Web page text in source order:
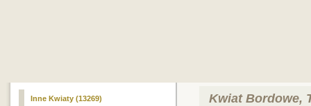
Inne Kwiaty (13269) Kwiat Bordowe,